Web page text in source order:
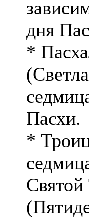
дня
*
Пасхи.
*